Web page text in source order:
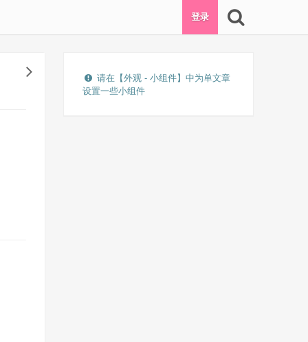
登录
请在【外观 - 小组件】中为单文章
设置一些小组件